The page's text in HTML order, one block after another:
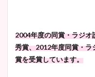
2004年度の同賞・ラジオ
秀賞、2012年度同賞・ラ
賞を受賞しています。